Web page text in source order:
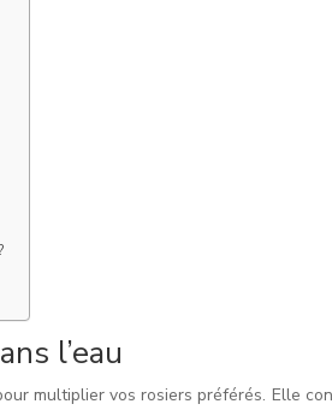
l’eau
multiplier vos rosiers préférés. Elle